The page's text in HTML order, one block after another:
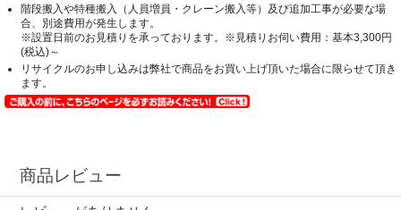
階段搬入や特種搬入（人員増員・クレーン搬入等）及び追加工事が必要な場
合、別途費用が発生します。
※設置日前のお見積りを承っております。※見積りお伺い費用：基本3,300円
(税込)～
リサイクルのお申し込みは弊社で商品をお買い上げ頂いた場合に限らせて頂き
ます。
商品レビュー